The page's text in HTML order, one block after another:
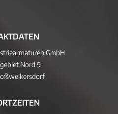
GmbH
Nord 9